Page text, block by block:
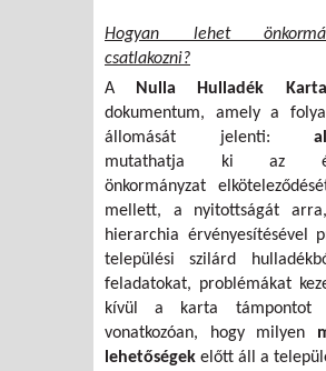
Hogyan lehet
csatlakozni?
A
Nulla Hulladék Karta
dokumentum, amely a
állomását jelenti:
mutathatja ki az
önkormányzat
mellett, a nyitottságát
hierarchia érvényesítésével
települési szilárd
feladatokat, problémákat
kívül a karta támpontot
vonatkozóan, hogy milyen
lehetőségek előtt áll a